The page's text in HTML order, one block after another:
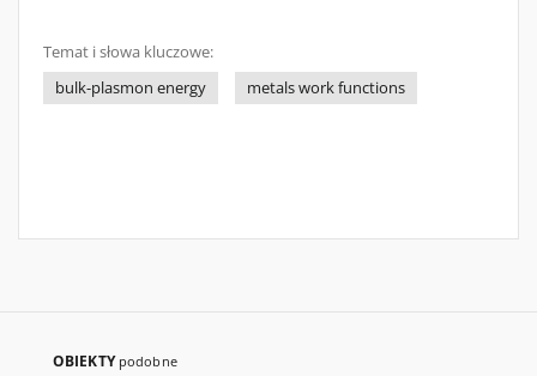
Temat i słowa kluczowe:
bulk-plasmon energy
metals work functions
OBIEKTY podobne